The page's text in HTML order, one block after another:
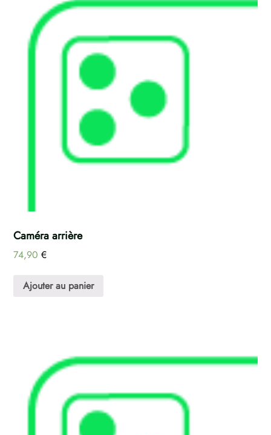
Caméra arrière
74,90 €
Ajouter au panier